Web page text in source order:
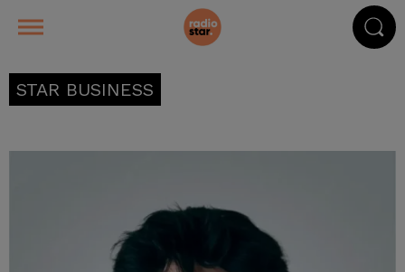
STAR BUSINESS